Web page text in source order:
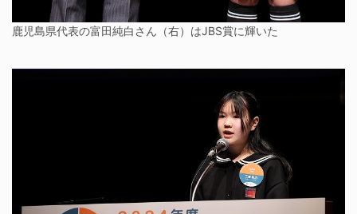
鹿児島県代表の富田純白さん（右）はJBS賞に輝いた